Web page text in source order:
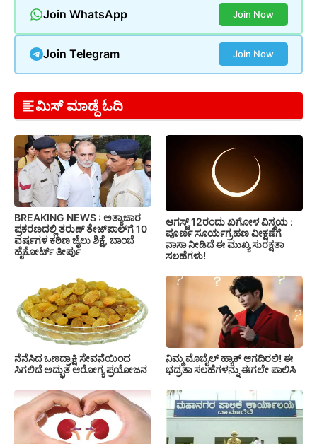
Join WhatsApp Join Now
Join Telegram Join Now
ಮಿಸ್ ಮಾಡ್ದೆ ಓದಿ
BREAKING NEWS : ಅತ್ಯಾಚಾರ
ಪ್ರಕರಣದಲ್ಲಿ ತರುಣ್ ತೇಜ್‌ಪಾಲ್‌ಗೆ 10
ವರ್ಷಗಳ ಕಠಿಣ ಜೈಲು ಶಿಕ್ಷೆ, ಬಾಂಬೆ
ಹೈಕೋರ್ಟ್ ತೀರ್ಪು
ಆಗಸ್ಟ್ 12ರಂದು ಖಗೋಳ ವಿಸ್ಮಯ :
ಪೂರ್ಣ ಸೂರ್ಯಗ್ರಹಣ ವೀಕ್ಷಣೆಗೆ
ನಾಸಾ ನೀಡಿದೆ ಈ ಮುಖ್ಯ ಸುರಕ್ಷತಾ
ಸಲಹೆಗಳು!
ನೆನೆಸಿದ ಒಣದ್ರಾಕ್ಷಿ ಸೇವನೆಯಿಂದ
ಸಿಗಲಿದೆ ಅದ್ಭುತ ಆರೋಗ್ಯ ಪ್ರಯೋಜನ
ನಿಮ್ಮ ಮೊಬೈಲ್ ಹ್ಯಾಕ್ ಆಗದಿರಲಿ! ಈ
ಭದ್ರತಾ ಸಲಹೆಗಳನ್ನು ಈಗಲೇ ಪಾಲಿಸಿ